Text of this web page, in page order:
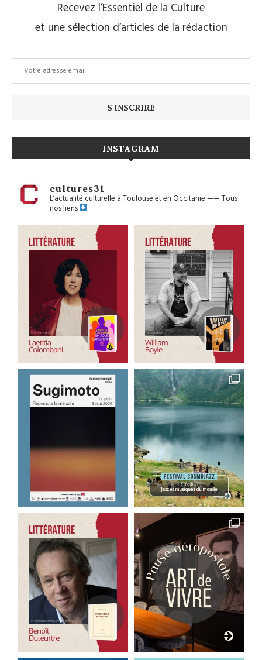
Recevez l’Essentiel de la Culture
et une sélection d’articles de la rédaction
INSTAGRAM
cultures31
L’actualité culturelle à Toulouse et en Occitanie——Tous
nos liens